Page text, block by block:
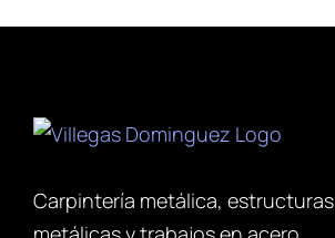
Carpintería metálica, estructuras